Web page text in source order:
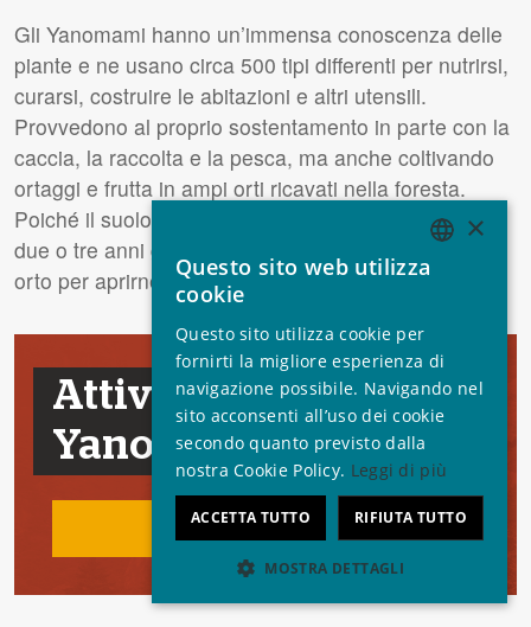
Gli Yanomami hanno un’immensa conoscenza delle
piante e ne usano circa 500 tipi differenti per nutrirsi,
curarsi, costruire le abitazioni e altri utensili.
Provvedono al proprio sostentamento in parte con la
caccia, la raccolta e la pesca, ma anche coltivando
ortaggi e frutta in ampi orti ricavati nella foresta.
Poiché il suolo amazzonico non è molto fertile, ogni
due o tre anni gli Yanomami abbandonano il vecchio
orto per aprirne uno nuovo.
Attivati per gli
Yanomami
Intervieni
ENGLISH
SPANISH
FRENCH
ITALIAN
PORTUGUESE
×
Questo sito web utilizza
cookie
Questo sito utilizza cookie per
fornirti la migliore esperienza di
navigazione possibile. Navigando nel
sito acconsenti all’uso dei cookie
secondo quanto previsto dalla
nostra Cookie Policy. Leggi di più
ACCETTA TUTTO RIFIUTA TUTTO
MOSTRA DETTAGLI